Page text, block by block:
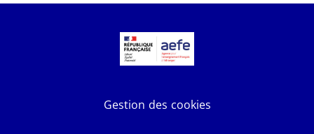
Gestion des cookies